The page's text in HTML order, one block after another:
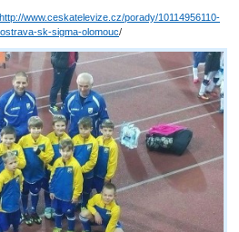
http://www.ceskatelevize.cz/porady/10114956110-
sk-sigma-olomouc/